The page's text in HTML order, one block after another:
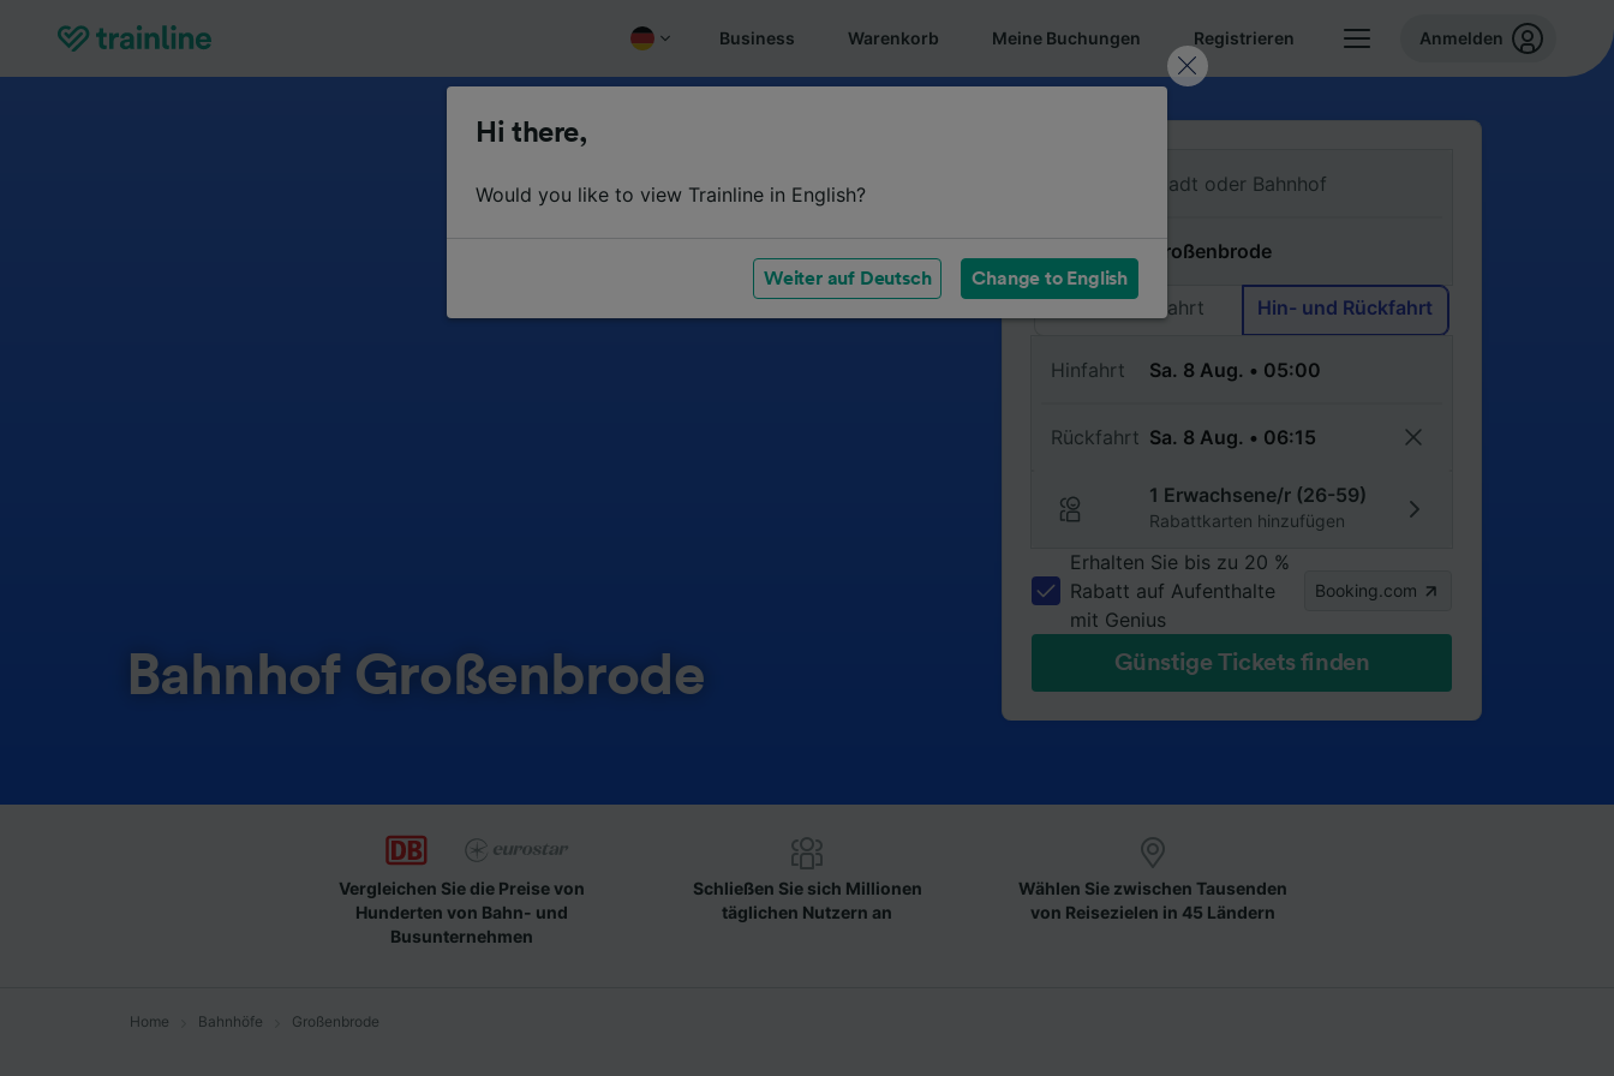
Business Warenkorb Meine Buchungen Registrieren Anmelden
Bahnhof Großenbrode
Einfache Fahrt Hin- und Rückfahrt
Hinfahrt
Rückfahrt
1 Erwachsene/r (26-59)
Rabattkarten hinzufügen
Erhalten Sie bis zu 20 %
Rabatt auf Aufenthalte
mit Genius
Booking.com
Günstige Tickets finden
Vergleichen Sie die Preise von
Hunderten von Bahn- und
Busunternehmen
Schließen Sie sich Millionen
täglichen Nutzern an
Wählen Sie zwischen Tausenden
von Reisezielen in 45 Ländern
Home Bahnhöfe Großenbrode
Hi there,
Would you like to view Trainline in English?
Weiter auf Deutsch Change to English